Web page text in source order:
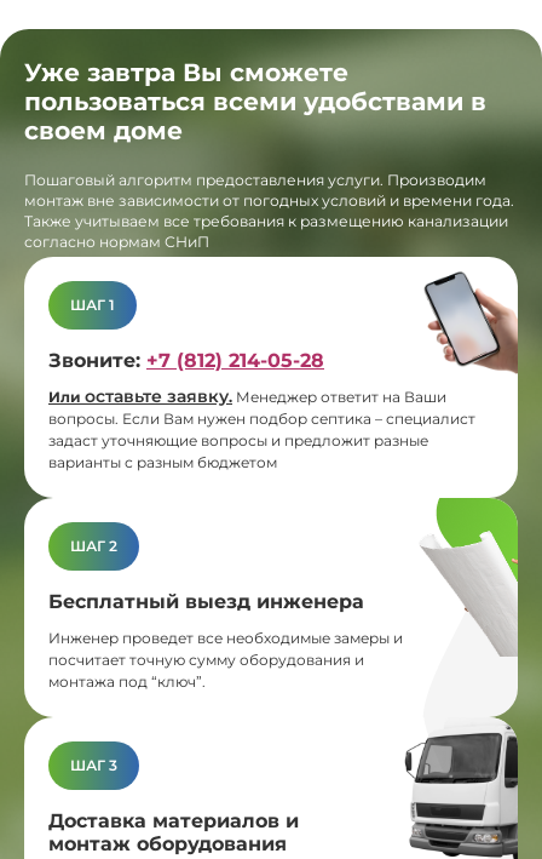
Уже завтра Вы сможете
пользоваться всеми удобствами в
своем доме
Пошаговый алгоритм предоставления услуги. Производим
монтаж вне зависимости от погодных условий и времени года.
Также учитываем все требования к размещению канализации
согласно нормам СНиП
ШАГ 1
Звоните: +7 (812) 214-05-28
Или оставьте заявку. Менеджер ответит на Ваши
вопросы. Если Вам нужен подбор септика – специалист
задаст уточняющие вопросы и предложит разные
варианты с разным бюджетом
ШАГ 2
Бесплатный выезд инженера
Инженер проведет все необходимые замеры и
посчитает точную сумму оборудования и
монтажа под “ключ”.
ШАГ 3
Доставка материалов и
монтаж оборудования